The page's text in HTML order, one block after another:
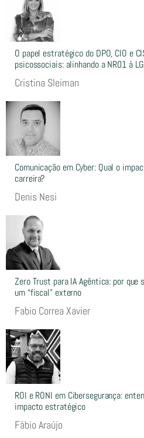
O papel estratégico do DPO, CIO e
psicossociais: alinhando a NR01 à
Cristina Sleiman
Comunicação em Cyber: Qual o
carreira?
Denis Nesi
Zero Trust para IA Agêntica: por
um “fiscal” externo
Fabio Correa Xavier
ROI e RONI em Cibersegurança:
impacto estratégico
Fábio Araújo